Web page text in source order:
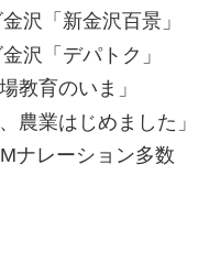
沢「新金沢百景」
沢「デパトク」
教育のいま」
業はじめました」
ナレーション多数